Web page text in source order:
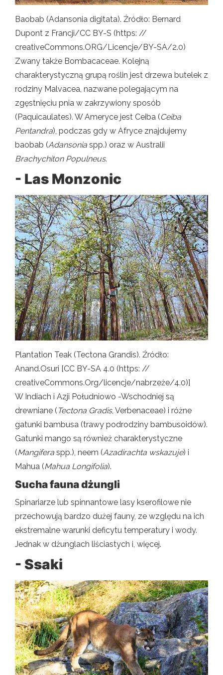
Baobab (Adansonia digitata). Źródło: Bernard
Dupont z Francji/CC BY-S (https: //
creativeCommons.ORG/Licencje/BY-SA/2.0)
Zwany także Bombacaceae. Kolejną
charakterystyczną grupą roślin jest drzewa butelek z
rodziny Malvacea, nazwane polegającym na
zgęstnięciu pnia w zakrzywiony sposób
(Paquicaulates). W Ameryce jest Ceiba (Ceiba
Pentandra), podczas gdy w Afryce znajdujemy
baobab (Adansonia spp.) oraz w Australii
Brachychiton Populneus.
- Las Monzonic
Plantation Teak (Tectona Grandis). Źródło:
Anand.Osuri [CC BY-SA 4.0 (https: //
creativeCommons.Org/licencje/nabrzeże/4.0)]
W Indiach i Azji Południowo -Wschodniej są
drewniane ( Tectona Gradis, Verbenaceae) i różne
gatunki bambusa (trawy podrodziny bambusoidów).
Gatunki mango są również charakterystyczne
(Mangifera spp.), neem (Azadirachta wskazuje) i
Mahua (Mahua Longifolia).
Sucha fauna dżungli
Spinariarze lub spinnantowe lasy kserofilowe nie
przechowują bardzo dużej fauny, ze względu na ich
ekstremalne warunki deficytu temperatury i wody.
Jednak w dżunglach liściastych i, więcej.
- Ssaki